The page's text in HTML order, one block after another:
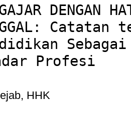
DENGAN
Catatan
Profesi
HHK